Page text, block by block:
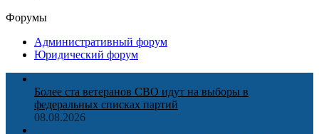
Форумы
Административный форум
Юридический форум
Более ста ветеранов СВО идут на выборы в
федеральных списках партий
08.08.2026